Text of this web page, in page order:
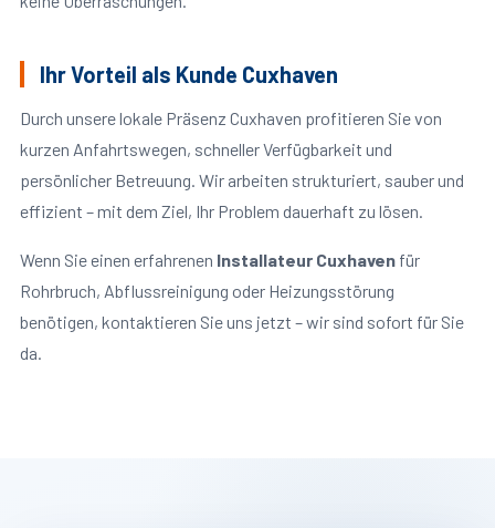
Ihr Vorteil als Kunde Cuxhaven
Durch unsere lokale Präsenz Cuxhaven profitieren Sie von
kurzen Anfahrtswegen, schneller Verfügbarkeit und
persönlicher Betreuung. Wir arbeiten strukturiert, sauber und
effizient – mit dem Ziel, Ihr Problem dauerhaft zu lösen.
Wenn Sie einen erfahrenen Installateur Cuxhavenfür
Rohrbruch, Abflussreinigung oder Heizungsstörung
benötigen, kontaktieren Sie uns jetzt – wir sind sofort für Sie
da.